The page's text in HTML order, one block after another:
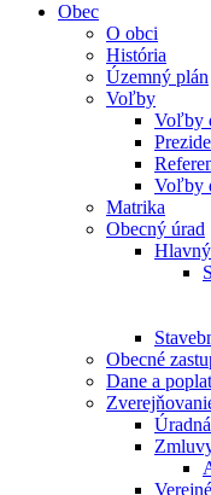
Obec
O obci
História
Územný plán
Voľby
Voľby
Voľby
Matrika
Obecný úrad
Obecné
Dane a